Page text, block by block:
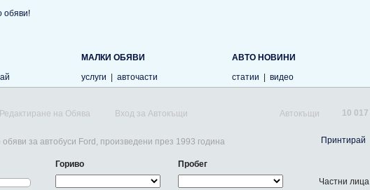
обяви!
МАЛКИ ОБЯВИ
услуги
авточасти
АВТО НОВИНИ
статии
видео
Редактиране на Обява Вход за Автокъщи Автокъщи 10 017
Принтирай
обяви за автобуси Ford, произведени през 1993 година
Гориво Пробег
Частни лица